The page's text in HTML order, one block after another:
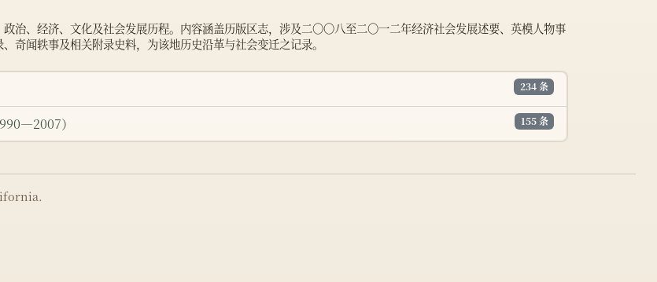
治、经济、文化及社会发展历程。内容涵盖历版区志，涉及二〇〇八至二〇一二年经济社会发展述要、英模人物事
奇闻轶事及相关附录史料，为该地历史沿革与社会变迁之记录。
234 条
） 155 条